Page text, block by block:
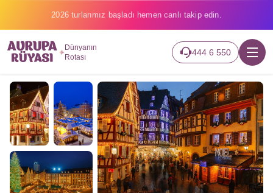
2026 turlarımız başladı hemen canlı takip edin.
Dünyanın
Rotası
444 6 550